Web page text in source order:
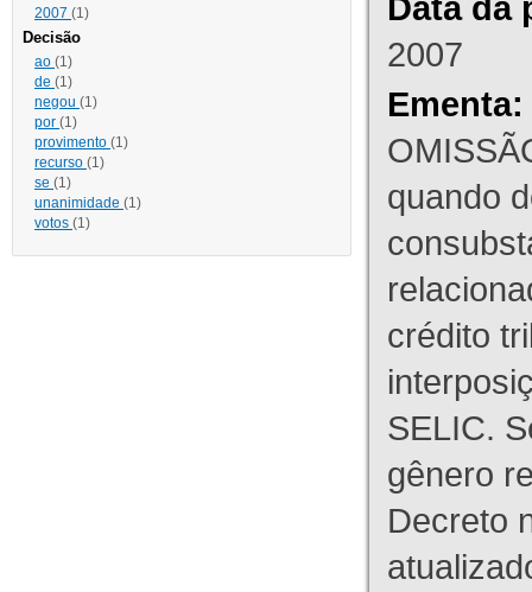
2007 (1)
Decisão
ao (1)
de (1)
negou (1)
por (1)
provimento (1)
recurso (1)
se (1)
unanimidade (1)
votos (1)
2007
Ementa:
quando
crédito
SELIC.
gênero
Decreto